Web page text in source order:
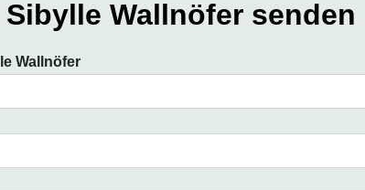
Sibylle Wallnöfer senden
Wallnöfer